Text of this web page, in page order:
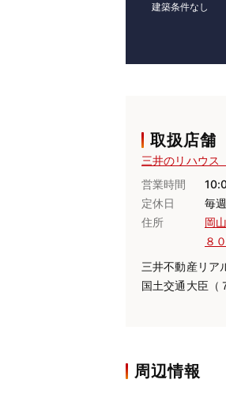
建築条件なし
取扱店舗
三井のリハウ
営業時間
定休日
毎
住所
岡
８
三井不動産リア
国土交通大臣（
周辺情報